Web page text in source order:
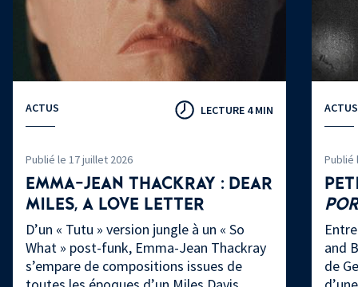
ACTUS LECTURE 4 MIN
Publié le 17 juillet 2026
EMMA-JEAN THACKRAY : DEAR
MILES, A LOVE LETTER
D’un « Tutu » version jungle à un « So
What » post-funk, Emma-Jean Thackray
s’empare de compositions issues de
ACTUS
Publié
and
de